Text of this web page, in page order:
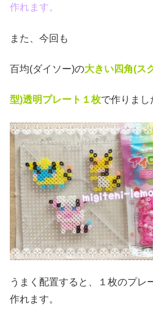
作れます。
また、今回も
百均(ダイソー)の大きい四角(ス
型)透明プレート１枚で作りまし
うまく配置すると、１枚のプレ
作れます。